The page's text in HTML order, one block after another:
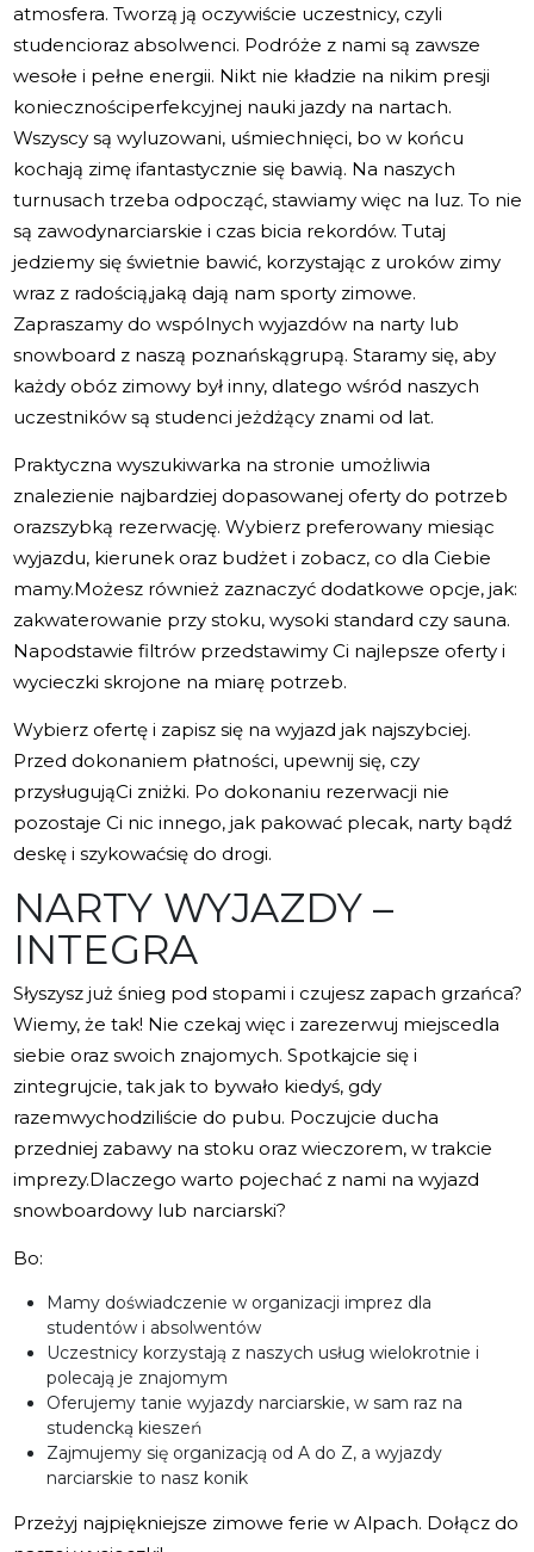
atmosfera. Tworzą ją oczywiście uczestnicy, czyli
studencioraz absolwenci. Podróże z nami są zawsze
wesołe i pełne energii. Nikt nie kładzie na nikim presji
koniecznościperfekcyjnej nauki jazdy na nartach.
Wszyscy są wyluzowani, uśmiechnięci, bo w końcu
kochają zimę ifantastycznie się bawią. Na naszych
turnusach trzeba odpocząć, stawiamy więc na luz. To nie
są zawodynarciarskie i czas bicia rekordów. Tutaj
jedziemy się świetnie bawić, korzystając z uroków zimy
wraz z radością,jaką dają nam sporty zimowe.
Zapraszamy do wspólnych wyjazdów na narty lub
snowboard z naszą poznańskągrupą. Staramy się, aby
każdy obóz zimowy był inny, dlatego wśród naszych
uczestników są studenci jeżdżący znami od lat.
Praktyczna wyszukiwarka na stronie umożliwia
znalezienie najbardziej dopasowanej oferty do potrzeb
orazszybką rezerwację. Wybierz preferowany miesiąc
wyjazdu, kierunek oraz budżet i zobacz, co dla Ciebie
mamy.Możesz również zaznaczyć dodatkowe opcje, jak:
zakwaterowanie przy stoku, wysoki standard czy sauna.
Napodstawie filtrów przedstawimy Ci najlepsze oferty i
wycieczki skrojone na miarę potrzeb.
Wybierz ofertę i zapisz się na wyjazd jak najszybciej.
Przed dokonaniem płatności, upewnij się, czy
przysługująCi zniżki. Po dokonaniu rezerwacji nie
pozostaje Ci nic innego, jak pakować plecak, narty bądź
deskę i szykowaćsię do drogi.
NARTY WYJAZDY –
INTEGRA
Słyszysz już śnieg pod stopami i czujesz zapach grzańca?
Wiemy, że tak! Nie czekaj więc i zarezerwuj miejscedla
siebie oraz swoich znajomych. Spotkajcie się i
zintegrujcie, tak jak to bywało kiedyś, gdy
razemwychodziliście do pubu. Poczujcie ducha
przedniej zabawy na stoku oraz wieczorem, w trakcie
imprezy.Dlaczego warto pojechać z nami na wyjazd
snowboardowy lub narciarski?
Bo:
Mamy doświadczenie w organizacji imprez dla
studentów i absolwentów
Uczestnicy korzystają z naszych usług wielokrotnie i
polecają je znajomym
Oferujemy tanie wyjazdy narciarskie, w sam raz na
studencką kieszeń
Zajmujemy się organizacją od A do Z, a wyjazdy
narciarskie to nasz konik
Przeżyj najpiękniejsze zimowe ferie w Alpach. Dołącz do